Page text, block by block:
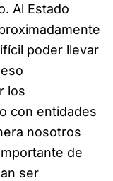
Al Estado
poder llevar
los
con entidades
nosotros
de
ser